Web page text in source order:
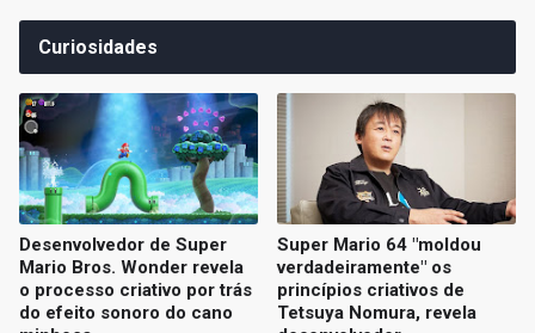
Curiosidades
Desenvolvedor de Super
Mario Bros. Wonder revela
o processo criativo por trás
do efeito sonoro do cano
Super Mario 64 "moldou
verdadeiramente" os
princípios criativos de
Tetsuya Nomura, revela